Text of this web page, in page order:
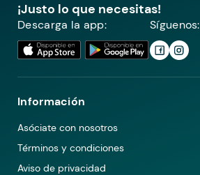
¡Justo lo que necesitas!
Descarga la app: Síguenos:
Información
Asóciate con nosotros
Términos y condiciones
Aviso de privacidad